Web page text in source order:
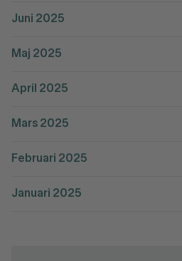
Juni 2025
Maj 2025
April 2025
Mars 2025
Februari 2025
Januari 2025